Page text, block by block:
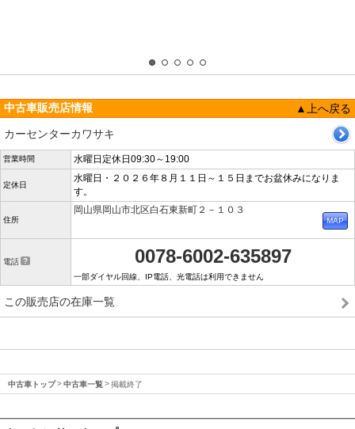
中古車販売店情報
▲上へ戻る
カーセンターカワサキ
営業時間 水曜日定休日09:30～19:00
定休日
水曜日・２０２６年８月１１日～１５日までお盆休みになりま
す。
住所
岡山県岡山市北区白石東新町２－１０３
電話 0078-6002-635897
一部ダイヤル回線、IP電話、光電話は利用できません
この販売店の在庫一覧
中古車トップ 中古車一覧 掲載終了